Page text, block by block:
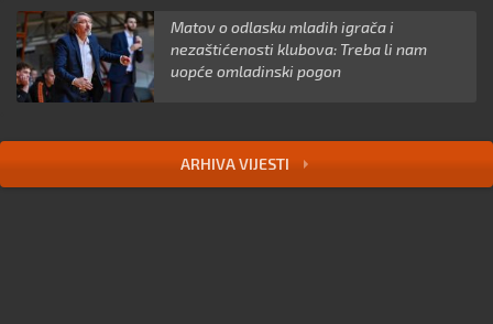
Matov o odlasku mladih igrača i
nezaštićenosti klubova: Treba li nam
uopće omladinski pogon
ARHIVA VIJESTI